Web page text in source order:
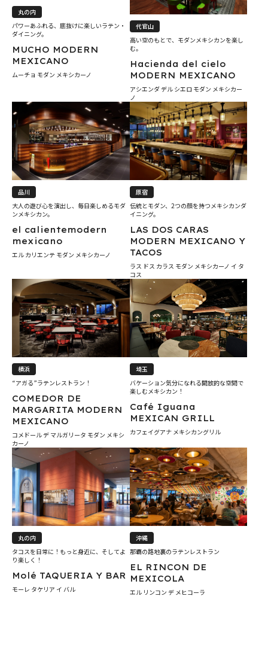
丸の内
パワーあふれる、底抜けに楽しいラテン・
ダイニング。
MUCHO MODERN
MEXICANO
ムーチョ モダン メキシカーノ
代官山
高い空のもとで、モダンメキシカンを楽し
む。
Hacienda del cielo
MODERN MEXICANO
アシエンダ デル シエロ モダン メキシカー
ノ
品川
大人の遊び心を演出し、毎日楽しめるモダ
ンメキシカン。
el calientemodern
mexicano
エル カリエンテ モダン メキシカーノ
原宿
伝統とモダン、2つの顔を持つメキシカンダ
イニング。
LAS DOS CARAS
MODERN MEXICANO Y
TACOS
ラス ドス カラス モダン メキシカーノ イ タ
コス
横浜
“アガる”ラテンレストラン！
COMEDOR DE
MARGARITA MODERN
MEXICANO
コメドール デ マルガリータ モダン メキシ
カーノ
埼玉
バケーション気分になれる開放的な空間で
楽しむメキシカン！
Café Iguana
MEXICAN GRILL
カフェイグアナ メキシカングリル
丸の内
タコスを日常に！もっと身近に、そしてよ
り楽しく！
Molé TAQUERIA Y BAR
モーレ タケリア イ バル
沖縄
那覇の路地裏のラテンレストラン
EL RINCON DE
MEXICOLA
エル リンコン デ メヒコーラ